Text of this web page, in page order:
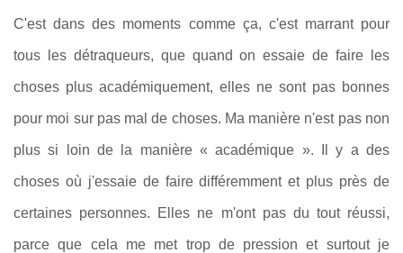
C'est dans des moments comme ça, c'est marrant pour
tous les détraqueurs, que quand on essaie de faire les
choses plus académiquement, elles ne sont pas bonnes
pour moi sur pas mal de choses. Ma manière n'est pas non
plus si loin de la manière « académique ». Il y a des
choses où j'essaie de faire différemment et plus près de
certaines personnes. Elles ne m'ont pas du tout réussi,
parce que cela me met trop de pression et surtout je